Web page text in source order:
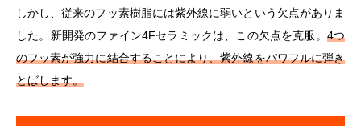
しかし、従来のフッ素樹脂には紫外線に弱いという欠点がありま
した。新開発のファイン4Fセラミックは、この欠点を克服。 4つ
のフッ素が強力に結合することにより、紫外線をパワフルに弾き
とばします。